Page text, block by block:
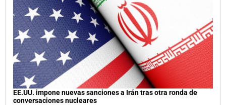
EE.UU. impone nuevas sanciones a Irán tras otra ronda de
conversaciones nucleares